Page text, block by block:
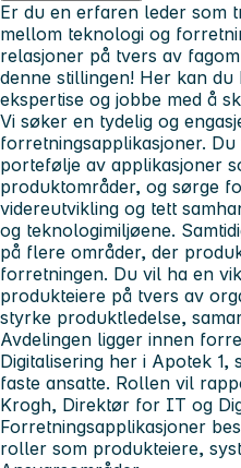
Er du en erfaren leder som
mellom teknologi og
relasjoner på tvers av
denne stillingen! Her kan du
ekspertise og jobbe med å
Vi søker en tydelig og
forretningsapplikasjoner.
portefølje av applikasjoner
produktområder, og sørge
videreutvikling og tett
og teknologimiljøene.
på flere områder, der
forretningen. Du vil ha en
produkteiere på tvers av
styrke produktledelse,
Avdelingen ligger innen
Digitalisering her i Apotek 1,
faste ansatte. Rollen vil
Krogh, Direktør for IT og
Forretningsapplikasjoner
roller som produkteiere,